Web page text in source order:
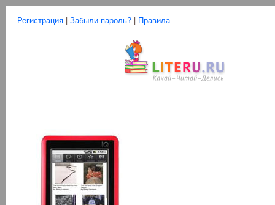
Регистрация | Забыли пароль? | Правила